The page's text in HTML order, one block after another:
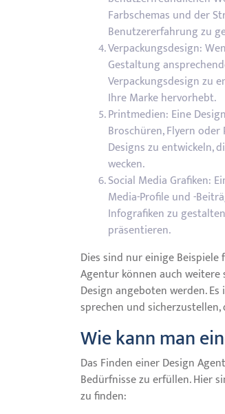
Farbschemas und der
Benutzererfahrung zu
Verpackungsdesign:
Gestaltung
Verpackungsdesign zu
Ihre Marke hervorhebt.
Printmedien: Eine
Broschüren, Flyern
Designs zu entwickeln,
wecken.
Social Media Grafiken:
Media-Profile und -
Infografiken zu
präsentieren.
Dies sind nur einige
Agentur können auch
Design angeboten werden.
sprechen und
Wie kann man
Das Finden einer Design
Bedürfnisse zu erfüllen. Hier
zu finden: